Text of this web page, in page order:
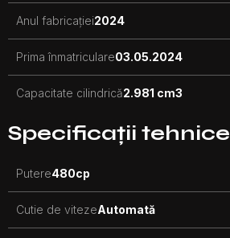
Anul fabricației2024
Prima înmatriculare03.05.2024
Capacitate cilindrică2.981 cm3
Specificații tehnice
Putere480cp
Cutie de vitezeAutomată